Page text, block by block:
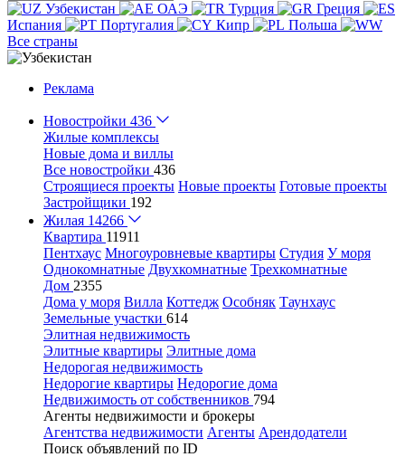
Узбекистан ОАЭ Турция
Греция
Испания
Португалия Кипр
Польша
Все страны
Реклама
Новостройки 436
Жилые комплексы
Новые дома и виллы
Все новостройки 436
Строящиеся проекты Новые проекты Готовые проекты
Застройщики 192
Жилая 14266
Квартира 11911
Пентхаус Многоуровневые квартиры Студия У моря
Однокомнатные Двухкомнатные Трехкомнатные
Дом 2355
Дома у моря Вилла Коттедж Особняк Таунхаус
Земельные участки 614
Элитная недвижимость
Элитные квартиры Элитные дома
Недорогая недвижимость
Недорогие квартиры Недорогие дома
Недвижимость от собственников 794
Агенты недвижимости и брокеры
Агентства недвижимости Агенты Арендодатели
Поиск объявлений по ID